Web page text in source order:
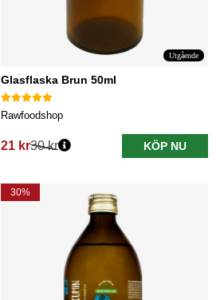
Utgående
Glasflaska Brun 50ml
Rawfoodshop
21 kr
Ordinarie pris:
30 kr KÖP NU
30%